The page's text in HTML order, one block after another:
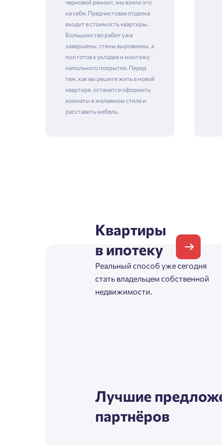
черновой ремонт, мы взяли это
на себя. Предчистовая отделка
входит в стоимость квартиры.
Большинство работ уже
завершены: стены выровнены, а
пол готов к укладке и монтажу
напольного покрытия. Перед
тем, как вы решите жить в новой
квартире, останется оформить
комнаты в желаемом стиле и
расставить мебель.
Квартиры
в ипотеку
Реальный способ уже сегодня
стать владельцем собственной
недвижимости.
Лучшие
партнёров